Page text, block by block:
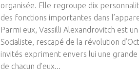
organisée. Elle regroupe dix
des fonctions importantes dans
Parmi eux, Vassilli Alexandrovitch est
Socialiste, rescapé de la révolution
invités expriment envers lui une
de chacun d’eux...